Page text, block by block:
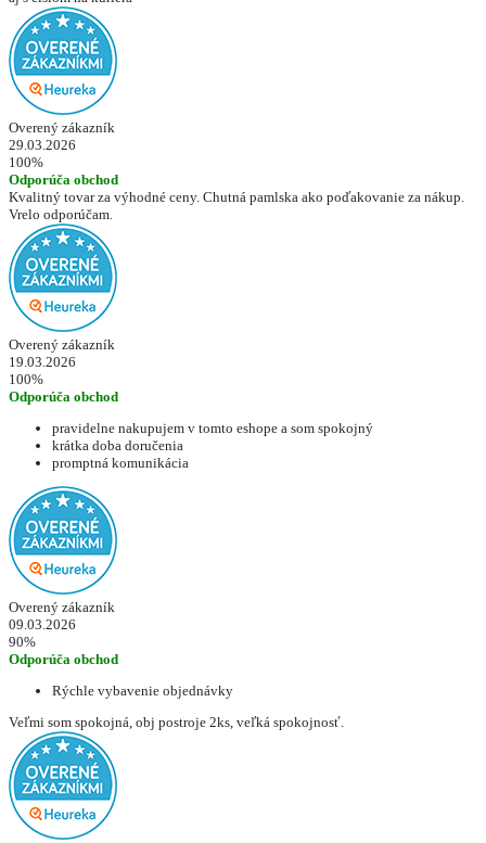
Overený zákazník
29.03.2026
100%
Odporúča obchod
Kvalitný tovar za výhodné ceny. Chutná pamlska ako poďakovanie za nákup.
Vrelo odporúčam.
Overený zákazník
19.03.2026
100%
Odporúča obchod
pravidelne nakupujem v tomto eshope a som spokojný
krátka doba doručenia
promptná komunikácia
Overený zákazník
09.03.2026
90%
Odporúča obchod
Rýchle vybavenie objednávky
Veľmi som spokojná, obj postroje 2ks, veľká spokojnosť.